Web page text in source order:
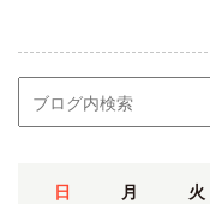
日 月 火